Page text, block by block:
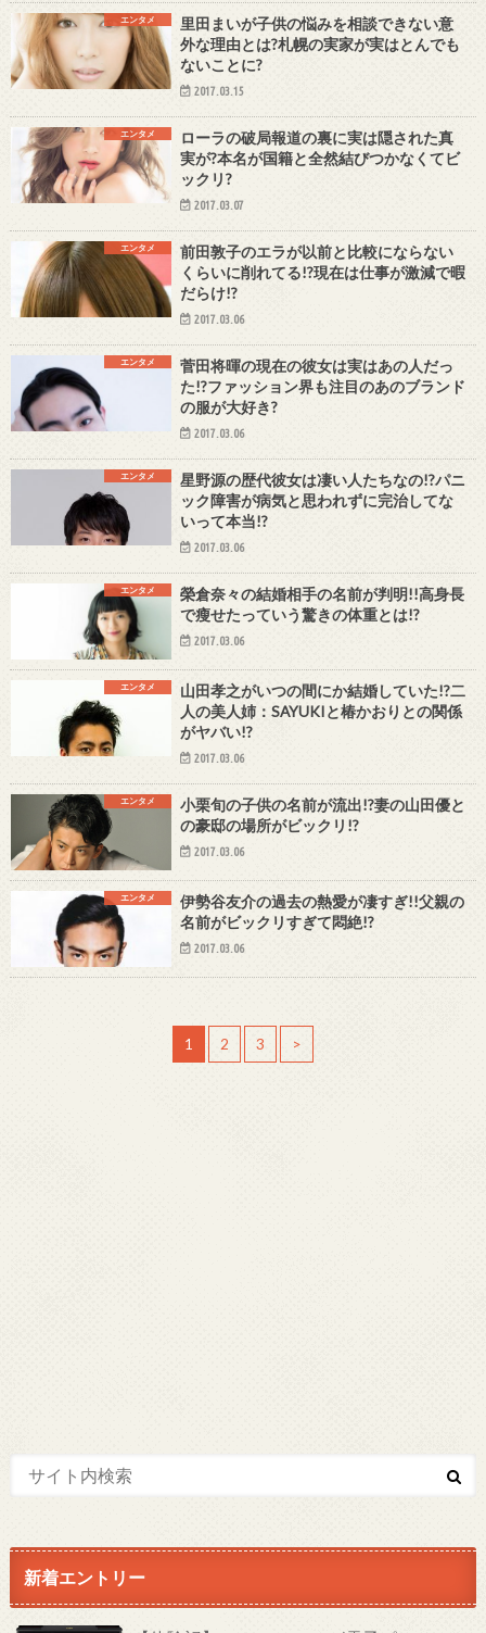
エンタメ
里田まいが子供の悩みを相談できない意
外な理由とは?札幌の実家が実はとんでも
ないことに?
2017.03.15
エンタメ
ローラの破局報道の裏に実は隠された真
実が?本名が国籍と全然結びつかなくてビ
ックリ?
2017.03.07
エンタメ
前田敦子のエラが以前と比較にならない
くらいに削れてる!?現在は仕事が激減で暇
だらけ!?
2017.03.06
エンタメ
菅田将暉の現在の彼女は実はあの人だっ
た!?ファッション界も注目のあのブランド
の服が大好き?
2017.03.06
エンタメ
星野源の歴代彼女は凄い人たちなの!?パニ
ック障害が病気と思われずに完治してな
いって本当!?
2017.03.06
エンタメ
榮倉奈々の結婚相手の名前が判明!!高身長
で瘦せたっていう驚きの体重とは!?
2017.03.06
エンタメ
山田孝之がいつの間にか結婚していた!?二
人の美人姉：SAYUKIと椿かおりとの関係
がヤバい!?
2017.03.06
エンタメ
小栗旬の子供の名前が流出!?妻の山田優と
の豪邸の場所がビックリ!?
2017.03.06
エンタメ
伊勢谷友介の過去の熱愛が凄すぎ!!父親の
名前がビックリすぎて悶絶!?
2017.03.06
1 2 3 >
新着エントリー